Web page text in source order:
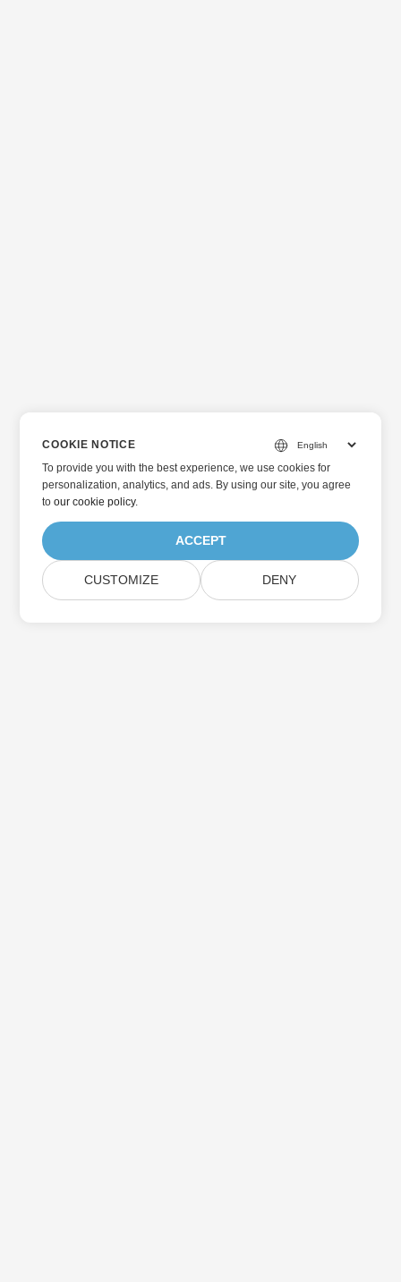
COOKIE NOTICE
To provide you with the best experience, we use cookies for
personalization, analytics, and ads. By using our site, you agree
toour cookie policy.
ACCEPT
CUSTOMIZE DENY